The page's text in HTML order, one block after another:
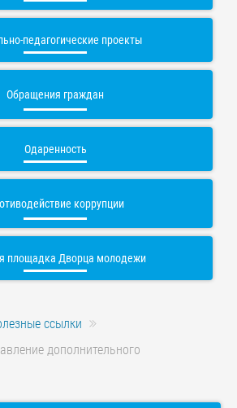
педагогические проекты
Обращения граждан
Одаренность
коррупции
площадка Дворца молодежи
ссылки
дополнительного